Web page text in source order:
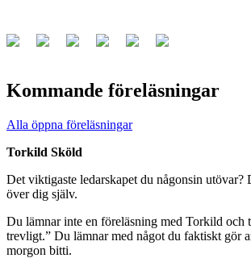
Kommande föreläsningar
Alla öppna föreläsningar
Torkild Sköld
Det viktigaste ledarskapet du någonsin utövar?
över dig själv.
Du lämnar inte en föreläsning med Torkild och
trevligt.” Du lämnar med något du faktiskt gör
morgon bitti.